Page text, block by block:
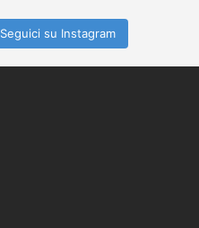
Seguici su Instagram